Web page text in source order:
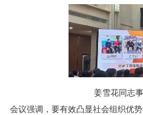
姜雪花同志
会议强调，要有效凸显社会组织优